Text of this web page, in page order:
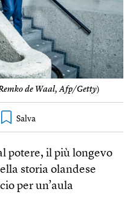
de Waal, Afp/Getty)
potere, il più longevo
storia olandese
per un’aula